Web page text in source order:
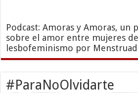
Podcast: Amoras y Amoras, un
sobre el amor entre mujeres
lesbofeminismo por
#ParaNoOlvidarte